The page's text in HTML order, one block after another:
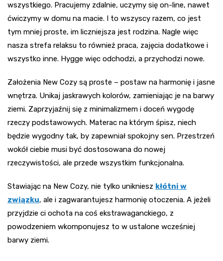
wszystkiego. Pracujemy zdalnie, uczymy się on-line, nawet
ćwiczymy w domu na macie. I to wszyscy razem, co jest
tym mniej proste, im liczniejsza jest rodzina. Nagle więc
nasza strefa relaksu to również praca, zajęcia dodatkowe i
wszystko inne. Hygge więc odchodzi, a przychodzi nowe.
Założenia New Cozy są proste – postaw na harmonię i jasne
wnętrza. Unikaj jaskrawych kolorów, zamieniając je na barwy
ziemi. Zaprzyjaźnij się z minimalizmem i doceń wygodę
rzeczy podstawowych. Materac na którym śpisz, niech
będzie wygodny tak, by zapewniał spokojny sen. Przestrzeń
wokół ciebie musi być dostosowana do nowej
rzeczywistości, ale przede wszystkim funkcjonalna.
Stawiając na New Cozy, nie tylko unikniesz kłótni w
związku, ale i zagwarantujesz harmonię otoczenia. A jeżeli
przyjdzie ci ochota na coś ekstrawaganckiego, z
powodzeniem wkomponujesz to w ustalone wcześniej
barwy ziemi.